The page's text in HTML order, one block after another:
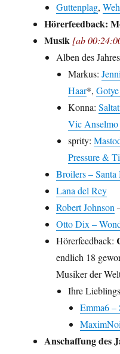
Guttenplag,
Hörerfeedback:
Musik [ab
Alben des
Markus:
Haar*,
Konna:
Vic
sprity:
Pressure &
Broilers – Santa
Lana del Rey
Robert Johnson
Otto Dix –
Hörerfeedback:
endlich 18
Musiker der
Ihre
Emma6 –
Anschaffung des